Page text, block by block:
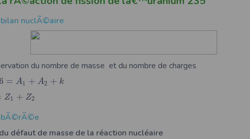
nuclÃ©aire
du nombre de masse et du nombre de charges
= A1 + A2 + k
Z1 + Z2
défaut de masse de la réaction nucléaire